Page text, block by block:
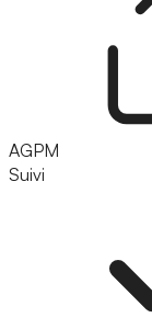
AGPM
Suivi